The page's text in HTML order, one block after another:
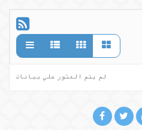
لم يتم العثور علي بيانات